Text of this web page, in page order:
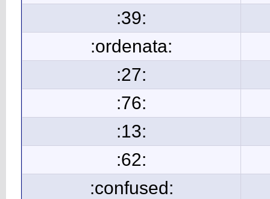
:39:
:ordenata:
:27:
:76:
:13:
:62:
:confused: